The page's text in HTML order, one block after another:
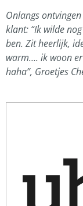
Onlangs
klant: “Ik wilde
ben. Zit heerlijk,
warm…. ik woon
haha”, Groetjes